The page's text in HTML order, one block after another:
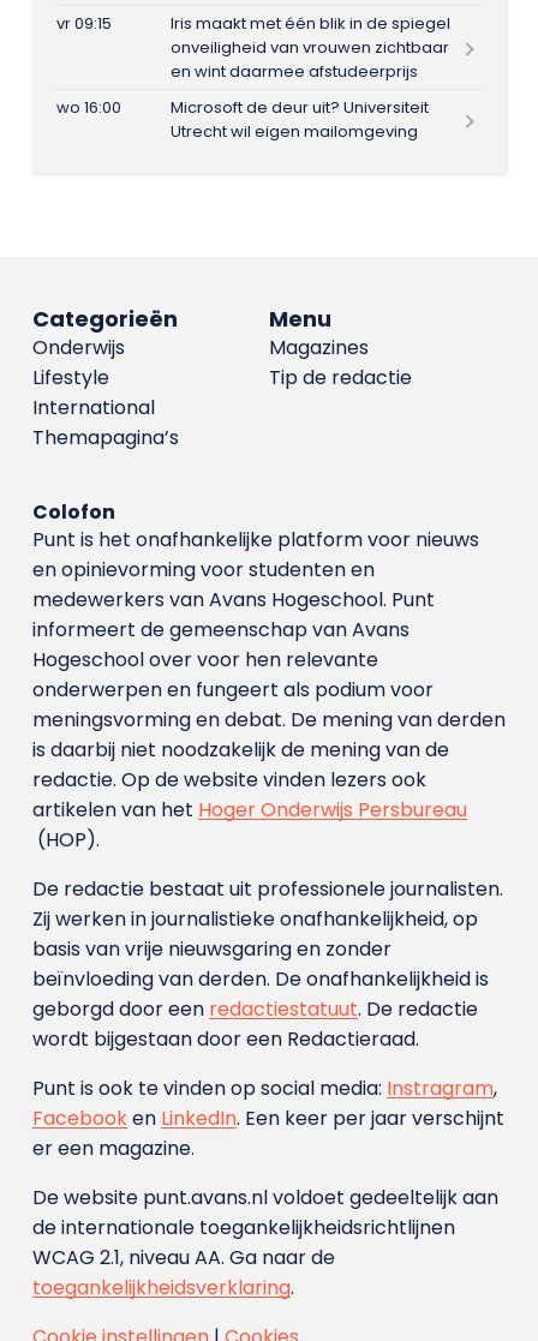
vr 09:15
Iris maakt met één blik in de spiegel
onveiligheid van vrouwen zichtbaar
en wint daarmee afstudeerprijs
wo 16:00
Microsoft de deur uit? Universiteit
Utrecht wil eigen mailomgeving
Menu
Magazines
Tip de redactie
Categorieën
Onderwijs
Lifestyle
International
Themapagina’s
Colofon
Punt is het onafhankelijke platform voor nieuws
en opinievorming voor studenten en
medewerkers van Avans Hoge­school. Punt
informeert de gemeenschap van Avans
Hogeschool over voor hen relevante
onderwerpen en fungeert als podium voor
meningsvorming en debat. De mening van derden
is daarbij niet noodzakelijk de mening van de
redactie. Op de website vinden lezers ook
artikelen van het Hoger Onderwijs Persbureau
(HOP).
De redactie bestaat uit professionele journalisten.
Zij werken in journalistieke onafhankelijkheid, op
basis van vrije nieuwsgaring en zonder
beïnvloeding van derden. De onafhankelijkheid is
geborgd door een redactiestatuut. De redactie
wordt bijgestaan door een Redactieraad.
Punt is ook te vinden op social media: Instragram,
Facebooken LinkedIn. Een keer per jaar verschijnt
er een magazine.
De website punt.avans.nl voldoet gedeeltelijk aan
de internationale toegankelijkheidsrichtlijnen
WCAG 2.1, niveau AA. Ga naar de
toegankelijkheidsverklaring.